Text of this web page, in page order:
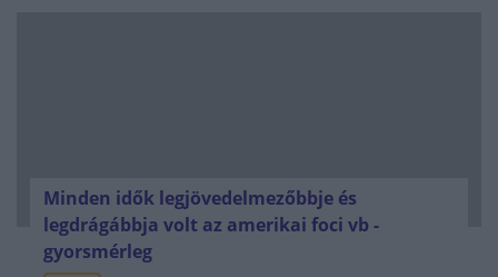
Minden idők legjövedelmezőbbje és
legdrágábbja volt az amerikai foci vb -
gyorsmérleg